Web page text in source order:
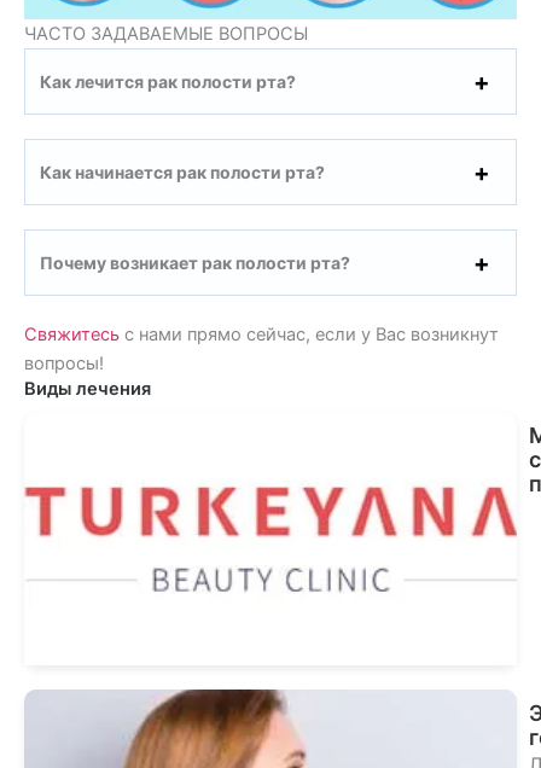
ЧАСТО ЗАДАВАЕМЫЕ ВОПРОСЫ
Как лечится рак полости рта?
Как начинается рак полости рта?
Почему возникает рак полости рта?
Свяжитесь с нами прямо сейчас, если у Вас возникнут
вопросы!
Виды лечения